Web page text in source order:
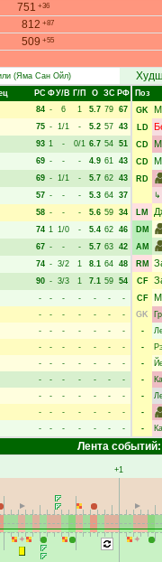
751 +36
812 +87
509 +55
(Яма Сан Ойл)
РC ФУ/В Г/П О ЗС РФ
84 - 6 1 5.7 79 67
75 - 1/1 - 5.2 57 43
93 1 - 0/1 6.7 54 51
69 - - - 4.9 61 43
69 - 1/1 - 5.7 62 43
57 - - - 5.3 64 37
58 - - - 5.6 59 34
74 1 1/0 - 5.4 62 46
67 - - - 5.7 63 42
74 - 3/2 1 8.1 64 48
90 - 3/3 1 7.1 59 54
- - - - - -
-
- - - - - -
-
- - - - - -
-
- - - - - -
-
- - - - - -
-
- - - - - -
-
- - - - - -
-
- - - - - -
-
- - - - - - -
Поз
GK
LD
CD
CD
RD
LM
DM
AM
RM
CF
CF
GK
-
-
-
-
-
-
-
Лента событий:
+1